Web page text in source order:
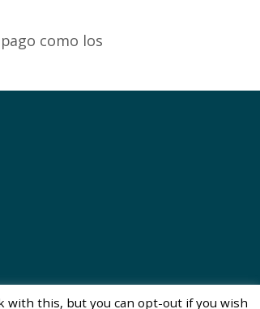
como los
with this, but you can opt-out if you wish